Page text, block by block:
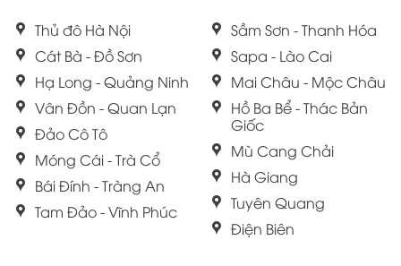
Thủ đô Hà Nội
Cát Bà - Đồ Sơn
Hạ Long - Quảng Ninh
Vân Đồn - Quan Lạn
Đảo Cô Tô
Móng Cái - Trà Cổ
Bái Đính - Tràng An
Tam Đảo - Vĩnh Phúc
Sầm Sơn - Thanh Hóa
Sapa - Lào Cai
Mai Châu - Mộc Châu
Hồ Ba Bể - Thác Bản
Giốc
Mù Cang Chải
Hà Giang
Tuyên Quang
Điện Biên